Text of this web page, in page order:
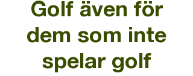
Golf även för
dem som inte
spelar golf